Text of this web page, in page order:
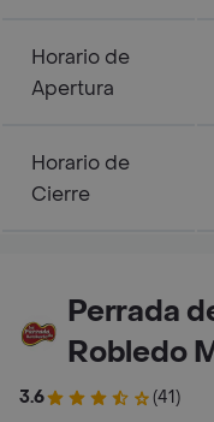
Horario de
Apertura
Horario de
Cierre
Perrada
Robledo
3.6
(41)